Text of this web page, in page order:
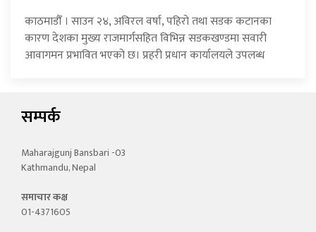
काठमाडौँ । साउन २४, अविरल वर्षा, पहिरो तथा सडक कटानका
कारण देशका मुख्य राजमार्गसहित विभिन्न सडकखण्डमा सवारी
आवागमन प्रभावित भएको छ। प्रहरी प्रधान कार्यालयले उपलब्ध
सम्पर्क
Maharajgunj Bansbari -03
Kathmandu, Nepal
समाचार कक्ष
01-4371605